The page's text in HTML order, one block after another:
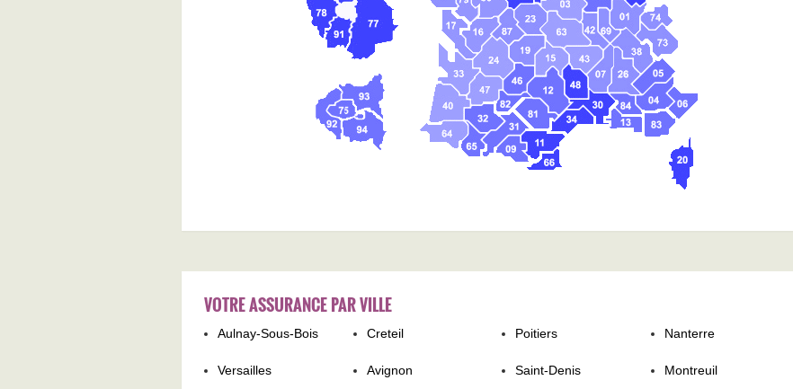
VOTRE ASSURANCE PAR VILLE
Aulnay-Sous-Bois Creteil Poitiers Nanterre
Versailles Avignon Saint-Denis Montreuil